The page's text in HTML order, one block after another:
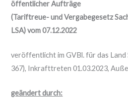
öffentlicher Aufträge
(Tariftreue- und Vergabegesetz
LSA) vom 07.12.2022
veröffentlicht im GVBl. für das Land
367), Inkrafttreten 01.03.2023,
geändert durch: